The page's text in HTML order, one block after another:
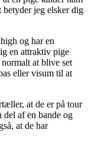
jeg elsker dig
og har en
en attraktiv pige
at blive set
eller visum til at
at de er på tour
del af en bande og
at de har